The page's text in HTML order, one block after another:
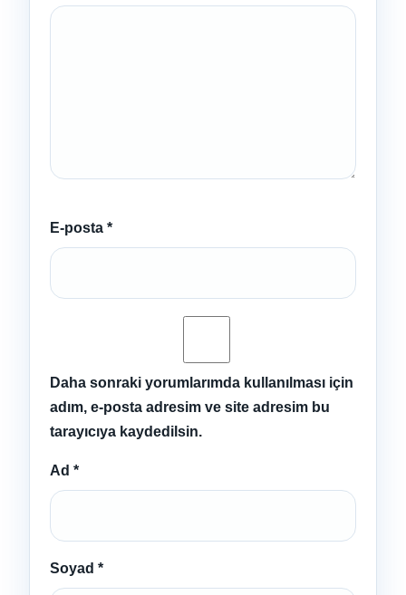
E-posta *
Daha sonraki yorumlarımda kullanılması için
adım, e-posta adresim ve site adresim bu
tarayıcıya kaydedilsin.
Ad *
Soyad *